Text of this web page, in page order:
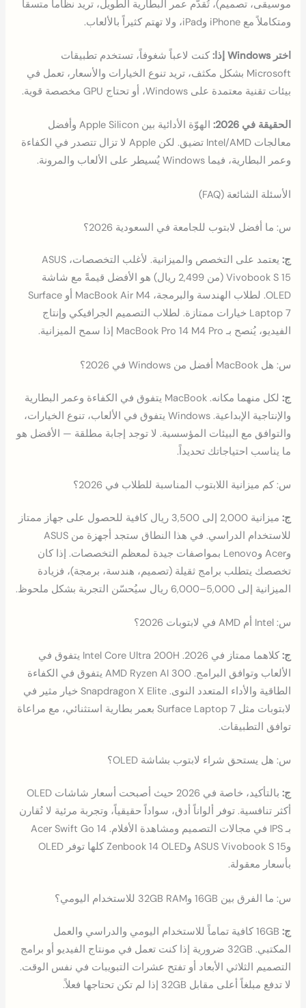
موسيقى، تصميم)، تُقدّم عمر البطارية الطويل، تريد نظاماً متسقاً
ومتكاملاً مع iPhone وiPad، ولا تهتم كثيراً بالألعاب.
اختر Windows إذا:
كنت لاعباً شغوفاً، تستخدم تطبيقات
Microsoft بشكل مكثف، تريد تنوع الخيارات والأسعار، تعمل في
بيئات تقنية معتمدة على Windows، أو تحتاج GPU مخصصة قوية.
الحقيقة في 2026:
الهوّة الأدائية بين Apple Silicon وأفضل
معالجات Intel/AMD تضيق. لكن Apple لا تزال تتصدر في الكفاءة
وعمر البطارية، فيما Windows يُسيطر على الألعاب والمرونة.
الأسئلة الشائعة (FAQ)
س: ما أفضل لابتوب للجامعة في السعودية 2026؟
ج:
يعتمد على التخصص والميزانية. لأغلب التخصصات، ASUS
Vivobook S 15 (من 2,499 ريال) هو الأفضل قيمةً مع شاشة
OLED. لطلاب الهندسة والبرمجة، MacBook Air M4 أو Surface
Laptop 7 خيارات ممتازة. لطلاب التصميم الجرافيكي وإنتاج
الفيديو، يُنصح بـ MacBook Pro 14 M4 Pro إذا سمح الميزانية.
س: هل MacBook أفضل من Windows في 2026؟
ج:
لكل منهما مكانه. MacBook يتفوق في الكفاءة وعمر البطارية
والإنتاجية الإبداعية. Windows يتفوق في الألعاب، تنوع الخيارات،
والتوافق مع البيئات المؤسسية. لا توجد إجابة مطلقة — الأفضل هو
ما يناسب احتياجاتك تحديداً.
س: كم ميزانية اللابتوب المناسبة للطلاب في 2026؟
ج:
ميزانية 2,000 إلى 3,500 ريال كافية للحصول على جهاز ممتاز
للاستخدام الدراسي. في هذا النطاق ستجد أجهزة من ASUS
وAcer وLenovo بمواصفات جيدة لمعظم التخصصات. إذا كان
تخصصك يتطلب برامج ثقيلة (تصميم، هندسة، برمجة)، فزيادة
الميزانية إلى 5,000–6,000 ريال سيُحسّن التجربة بشكل ملحوظ.
س: Intel أم AMD في لابتوبات 2026؟
ج:
كلاهما ممتاز في 2026. Intel Core Ultra 200H يتفوق في
الألعاب وتوافق البرامج. AMD Ryzen AI 300 يتفوق في الكفاءة
الطاقية والأداء المتعدد النوى. Snapdragon X Elite خيار مثير في
لابتوبات مثل Surface Laptop 7 بعمر بطارية استثنائي، مع مراعاة
توافق التطبيقات.
س: هل يستحق شراء لابتوب بشاشة OLED؟
ج:
بالتأكيد، خاصة في 2026 حيث أصبحت أسعار شاشات OLED
أكثر تنافسية. توفر ألواناً أدق، سواداً حقيقياً، وتجربة مرئية لا تُقارن
بـ IPS في مجالات التصميم ومشاهدة الأفلام. Acer Swift Go 14
وASUS Vivobook S 15 وZenbook 14 OLED كلها توفر OLED
بأسعار معقولة.
س: ما الفرق بين 16GB و32GB RAM للاستخدام اليومي؟
ج:
16GB كافية تماماً للاستخدام اليومي والدراسي والعمل
المكتبي. 32GB ضرورية إذا كنت تعمل في مونتاج الفيديو أو برامج
التصميم الثلاثي الأبعاد أو تفتح عشرات التبويبات في نفس الوقت.
لا تدفع مبلغاً أعلى مقابل 32GB إذا لم تكن تحتاجها فعلاً.